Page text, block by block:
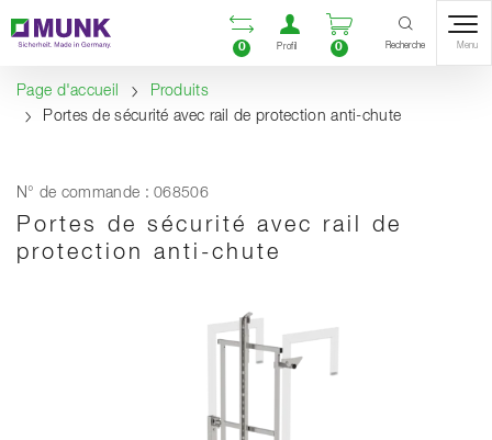
Contenu
Sommaire
Navigation Ouvrir la liste
0
Ouvrir un compte
Profil
Ouvrir le
0 Recherche Menu
Page d'accueil
Produits
Portes de sécurité avec rail de protection anti-chute
N° de commande : 068506
Portes de sécurité avec rail de
protection anti-chute